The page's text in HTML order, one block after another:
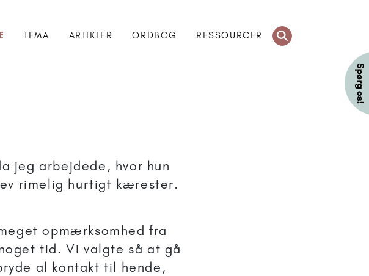
TEMA ARTIKLER ORDBOG RESSOURCER
jeg arbejdede, hvor hun
rimelig hurtigt kærester.
opmærksomhed fra
tid. Vi valgte så at gå
al kontakt til hende,